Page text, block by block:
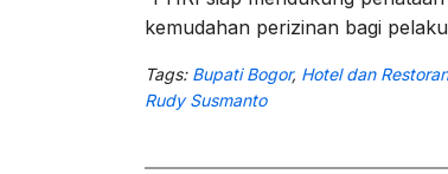
kemudahan perizinan bagi
Tags: Bupati Bogor, Hotel dan Restoran
Rudy Susmanto